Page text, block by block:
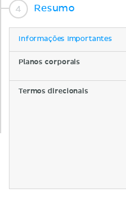
Resumo
Informações importantes
Planos corporais
Termos direcionais